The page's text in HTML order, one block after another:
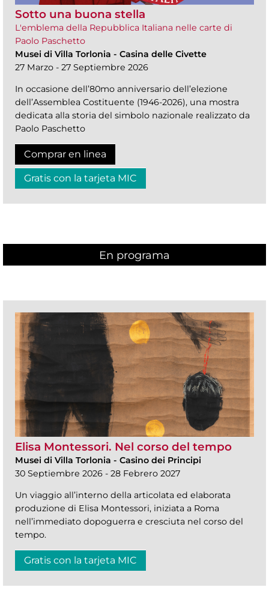
Sotto una buona stella
L'emblema della Repubblica Italiana nelle carte di
Paolo Paschetto
Musei di Villa Torlonia - Casina delle Civette
27 Marzo - 27 Septiembre 2026
In occasione dell’80mo anniversario dell’elezione
dell’Assemblea Costituente (1946-2026), una mostra
dedicata alla storia del simbolo nazionale realizzato da
Paolo Paschetto
Comprar en linea
Gratis con la tarjeta MIC
En programa
Elisa Montessori. Nel corso del tempo
Musei di Villa Torlonia - Casino dei Principi
30 Septiembre 2026 - 28 Febrero 2027
Un viaggio all’interno della articolata ed elaborata
produzione di Elisa Montessori, iniziata a Roma
nell’immediato dopoguerra e cresciuta nel corso del
tempo.
Gratis con la tarjeta MIC